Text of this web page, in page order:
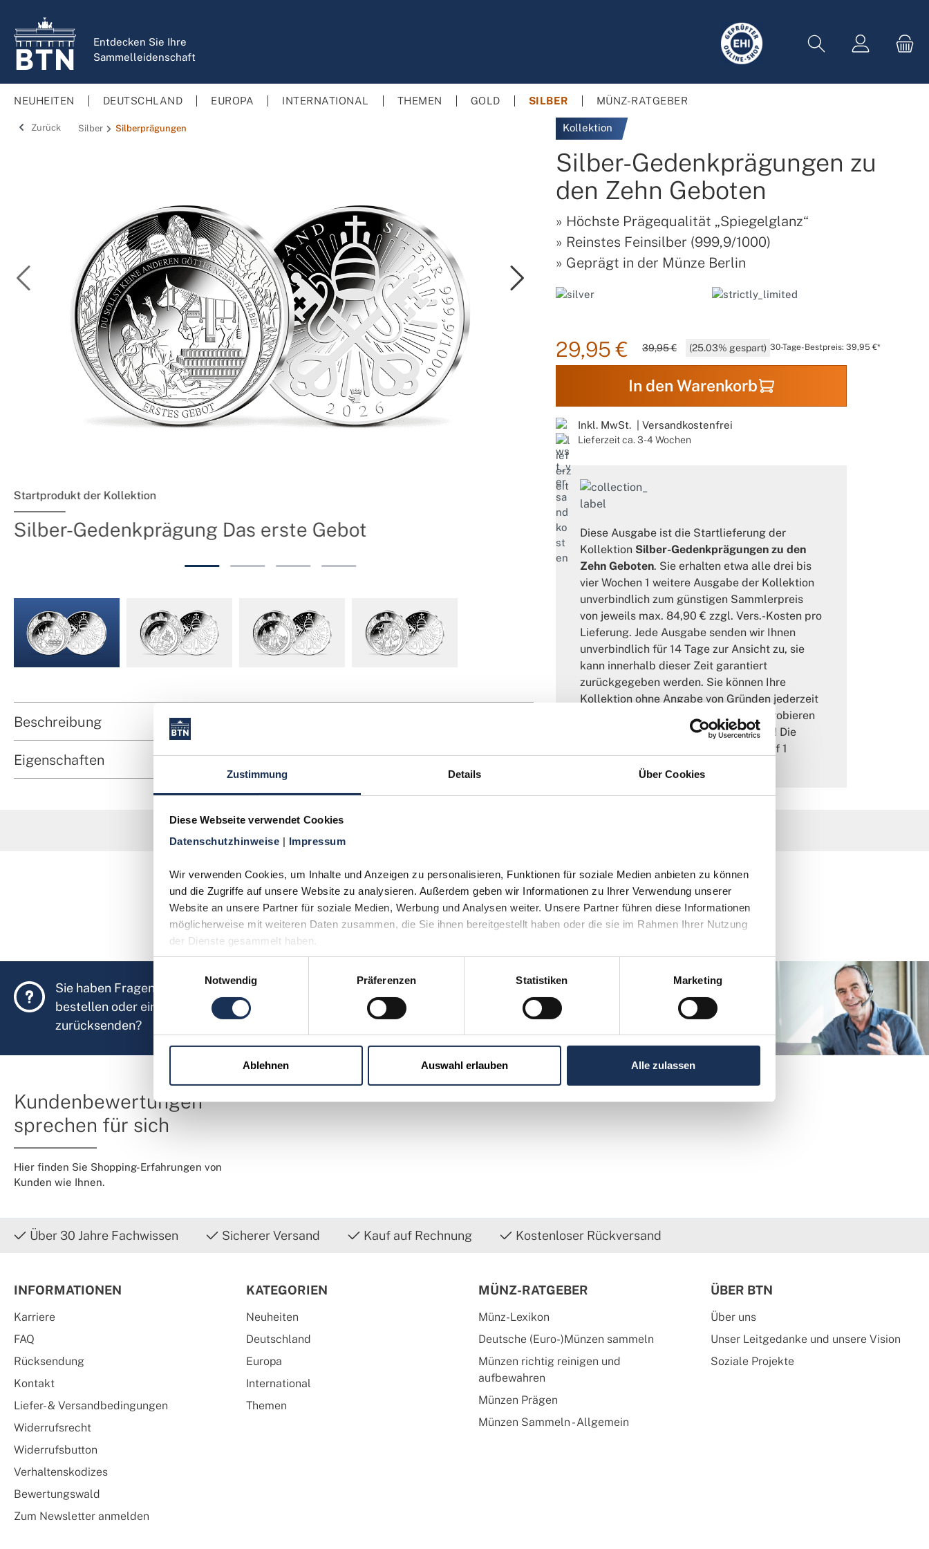
Zustimmung Details Über Cookies
Diese Webseite verwendet Cookies
Datenschutzhinweise | Impressum
Wir verwenden Cookies, um Inhalte und Anzeigen zu personalisieren, Funktionen für soziale Medien anbieten zu können
und die Zugriffe auf unsere Website zu analysieren. Außerdem geben wir Informationen zu Ihrer Verwendung unserer
Website an unsere Partner für soziale Medien, Werbung und Analysen weiter. Unsere Partner führen diese Informationen
möglicherweise mit weiteren Daten zusammen, die Sie ihnen bereitgestellt haben oder die sie im Rahmen Ihrer Nutzung
der Dienste gesammelt haben.
Einwilligungsauswahl
Notwendig
Präferenzen Statistiken Marketing
Ablehnen Auswahl erlauben Alle zulassen
Entdecken Sie Ihre
Sammelleidenschaft
NEUHEITEN DEUTSCHLAND EUROPA INTERNATIONAL THEMEN GOLD SILBER MÜNZ-RATGEBER
Zurück Silber Silberprägungen
Startprodukt der Kollektion
Silber-Gedenkprägung Das erste Gebot
Folgeprodukt der Kollektion
Silber-Gedenkprägung Das zweite Gebot
Kollektion
Silber-Gedenkprägungen zu
den Zehn Geboten
» Höchste Prägequalität „Spiegelglanz“
» Reinstes Feinsilber (999,9/1000)
» Geprägt in der Münze Berlin
29,95 € 39,95 € (25.03% gespart) 30-Tage-Bestpreis: 39,95 €*
In den Warenkorb
Inkl. MwSt. | Versandkostenfrei
Lieferzeit ca. 3-4 Wochen
Diese Ausgabe ist die Startlieferung der
Kollektion Silber-Gedenkprägungen zu den
Zehn Geboten. Sie erhalten etwa alle drei bis
vier Wochen 1 weitere Ausgabe der Kollektion
unverbindlich zum günstigen Sammlerpreis
von jeweils max. 84,90 € zzgl. Vers.-Kosten pro
Lieferung. Jede Ausgabe senden wir Ihnen
unverbindlich für 14 Tage zur Ansicht zu, sie
kann innerhalb dieser Zeit garantiert
zurückgegeben werden. Sie können Ihre
Kollektion ohne Angabe von Gründen jederzeit
pausieren oder auch ganz beenden. Probieren
Sie es aus, Sie werden begeistert sein! Die
Abgabe zu diesem Vorzugspreis ist auf 1
Exemplar je Haushalt begrenzt.
Beschreibung
Eigenschaften
Sie haben Fragen, möchten Münzen
bestellen oder eine Bestellung
zurücksenden?
Kontakt
Sie möchten direkt Kontakt mit
uns aufnehmen?
(0)5304 906030
Kundenbewertungen
sprechen für sich
Hier finden Sie Shopping-Erfahrungen von
Kunden wie Ihnen.
Über 30 Jahre Fachwissen Sicherer Versand Kauf auf Rechnung Kostenloser Rückversand
INFORMATIONEN
Karriere
FAQ
Rücksendung
Kontakt
Liefer- & Versandbedingungen
Widerrufsrecht
Widerrufsbutton
Verhaltenskodizes
Bewertungswald
Zum Newsletter anmelden
KATEGORIEN
Neuheiten
Deutschland
Europa
International
Themen
MÜNZ-RATGEBER
Münz-Lexikon
Deutsche (Euro-)Münzen sammeln
Münzen richtig reinigen und
aufbewahren
Münzen Prägen
Münzen Sammeln - Allgemein
ÜBER BTN
Über uns
Unser Leitgedanke und unsere Vision
Soziale Projekte